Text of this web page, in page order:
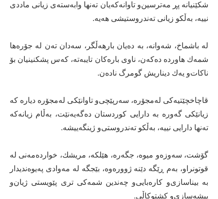
شكێنیانه‌ پڕ مه‌ترسین‌و تاوانه‌كه‌یان ته‌نها وابه‌سته‌ی‌ زیانی‌ ماددی‌
نییه‌، به‌ڵكو زیانی‌ ته‌ندروستیشی‌ هه‌یه‌.
له‌ باشماخ، شه‌وانه‌، به‌ ده‌یان بارهه‌ڵگر، سه‌دان ته‌ن له‌ جۆره‌ها
شمه‌ك هاورده‌ ده‌كه‌ن، ناوی‌ باره‌كان تایبه‌ته‌، كه‌س پشكنینیان بۆ
ناكات‌و یه‌ك دیناریش گومرگ ناده‌ن.
قاچاخچێتیه‌كی‌ له‌مجۆره‌، سه‌رپێچی‌‌و تاوانێكی‌ له‌مجۆره‌ دیاره‌ كه‌
زیانێكی‌ گه‌وره‌ به‌ دارایی‌ كوردستان ده‌گه‌یه‌نێت، به‌ڵام زیانه‌كه‌
ته‌نها دارایی‌ نییه‌، به‌ڵكو ته‌ندروستی‌‌و ژینگه‌ییشه‌.
گۆشت، سه‌وزه‌و میوه‌، جگه‌ره‌، هێلكه‌، مریشك، خوارده‌مه‌نی‌ له‌
قوتونراو، به‌م ڕێگه‌ دێنه‌ ژووره‌وه‌، بێجگه‌ له‌ مه‌وادی‌ په‌یوه‌ندیدار
به‌ بیناسازی‌‌و كاره‌بایی‌‌و چه‌ندین شمه‌كی‌ تری‌ پێویستی‌ ژیان‌و
پیشه‌سازی‌‌و كشتوكاڵی‌.